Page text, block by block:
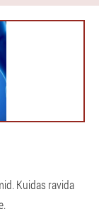
Kuidas ravida